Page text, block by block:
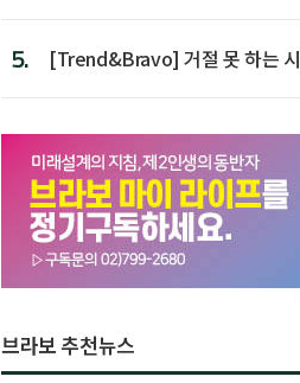
5.
[Trend&Bravo] 거절 못 하는
브라보 추천뉴스